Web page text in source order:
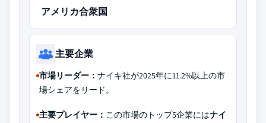
アメリカ合衆国
主要企業
市場リーダー： ナイキ社が2025年に11.2%以上の市
場シェアをリード。
主要プレイヤー： この市場のトップ5企業にはナイ